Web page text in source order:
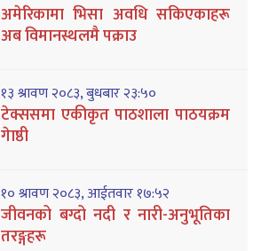
अमेरिकामा भिसा अवधि सकिएकाहरू
अब विमानस्थलमै पक्राउ
१३ श्रावण २०८३, बुधबार २३:५०
टेक्ससमा एकीकृत पाठशाला पाठयक्रम
गेाष्ठी
१० श्रावण २०८३, आईतवार १७:५२
जीवनको बग्दो नदी र नारी-अनुभूतिका
तरङ्गहरू